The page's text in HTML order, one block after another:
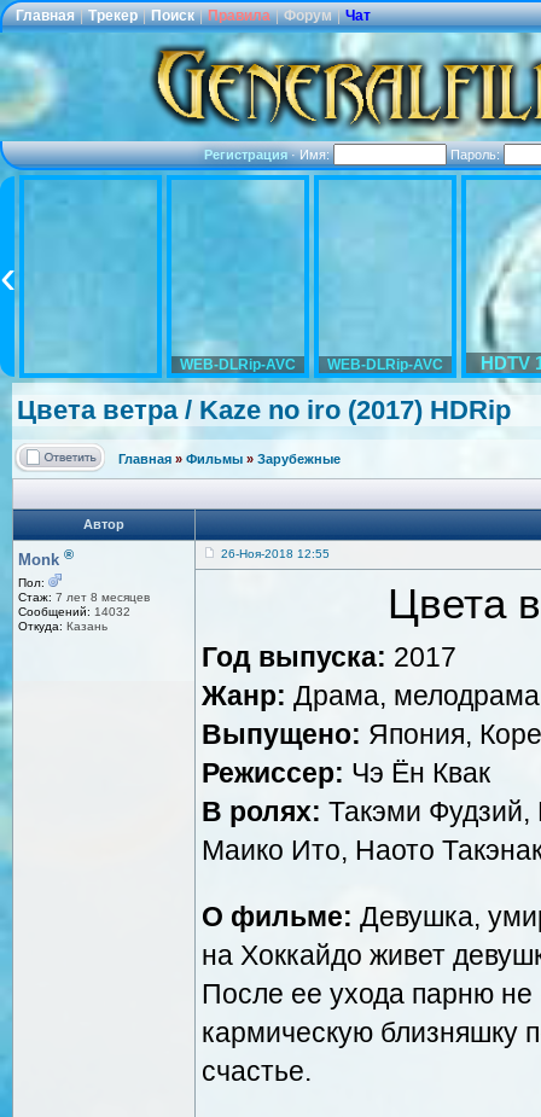
Главная | Трекер | Поиск | Правила | Форум | Чат
Регистрация·Имя: Пароль:
WEB-DLRip-AVC WEB-DLRip-AVC HDTV
Цвета ветра / Kaze no iro (2017) HDRip
Главная » Фильмы » Зарубежные
Автор
Monk ®
Пол:
Стаж: 7 лет 8 месяцев
Сообщений: 14032
Откуда: Казань
26-Ноя-2018 12:55
Цвета
Год выпуска: 2017
Жанр: Драма, мелодрама
Выпущено: Япония,
Режиссер: Чэ Ён Квак
В ролях: Такэми
Маико Ито, Наото
О фильме: Девушка,
на Хоккайдо живет
После ее ухода парню не
кармическую близняшку
счастье.